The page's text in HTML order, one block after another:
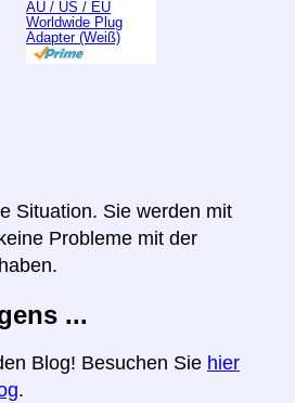
AU / US / EU
Worldwide Plug
Adapter (Weiß)
Situation. Sie werden mit
Probleme mit der
...
Blog! Besuchen Sie hier
.